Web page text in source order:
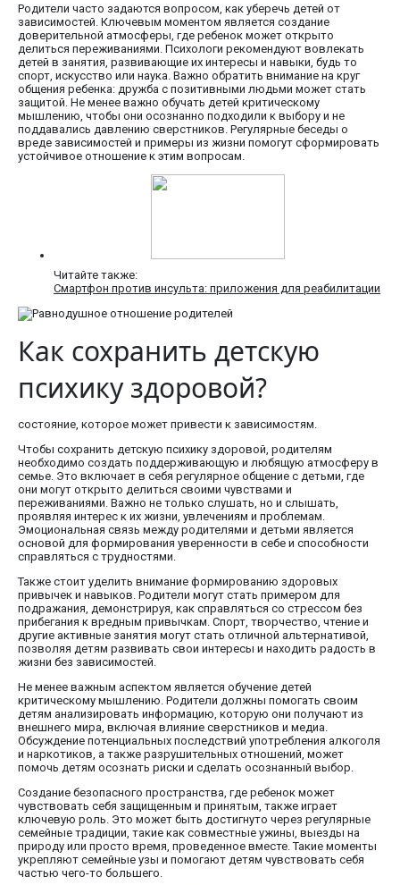
Родители часто задаются вопросом, как уберечь детей от
зависимостей. Ключевым моментом является создание
доверительной атмосферы, где ребенок может открыто
делиться переживаниями. Психологи рекомендуют вовлекать
детей в занятия, развивающие их интересы и навыки, будь то
спорт, искусство или наука. Важно обратить внимание на круг
общения ребенка: дружба с позитивными людьми может стать
защитой. Не менее важно обучать детей критическому
мышлению, чтобы они осознанно подходили к выбору и не
поддавались давлению сверстников. Регулярные беседы о
вреде зависимостей и примеры из жизни помогут сформировать
устойчивое отношение к этим вопросам.
Читайте также:
Смартфон против инсульта: приложения для реабилитации
Как сохранить детскую
психику здоровой?
состояние, которое может привести к зависимостям.
Чтобы сохранить детскую психику здоровой, родителям
необходимо создать поддерживающую и любящую атмосферу в
семье. Это включает в себя регулярное общение с детьми, где
они могут открыто делиться своими чувствами и
переживаниями. Важно не только слушать, но и слышать,
проявляя интерес к их жизни, увлечениям и проблемам.
Эмоциональная связь между родителями и детьми является
основой для формирования уверенности в себе и способности
справляться с трудностями.
Также стоит уделить внимание формированию здоровых
привычек и навыков. Родители могут стать примером для
подражания, демонстрируя, как справляться со стрессом без
прибегания к вредным привычкам. Спорт, творчество, чтение и
другие активные занятия могут стать отличной альтернативой,
позволяя детям развивать свои интересы и находить радость в
жизни без зависимостей.
Не менее важным аспектом является обучение детей
критическому мышлению. Родители должны помогать своим
детям анализировать информацию, которую они получают из
внешнего мира, включая влияние сверстников и медиа.
Обсуждение потенциальных последствий употребления алкоголя
и наркотиков, а также разрушительных отношений, может
помочь детям осознать риски и сделать осознанный выбор.
Создание безопасного пространства, где ребенок может
чувствовать себя защищенным и принятым, также играет
ключевую роль. Это может быть достигнуто через регулярные
семейные традиции, такие как совместные ужины, выезды на
природу или просто время, проведенное вместе. Такие моменты
укрепляют семейные узы и помогают детям чувствовать себя
частью чего-то большего.